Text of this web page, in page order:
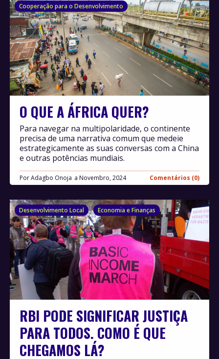
Cooperação para o Desenvolvimento
O QUE A ÁFRICA QUER?
PorAdagbo Onoja Novembro, 2024 Comentários (0)
Para navegar na multipolaridade, o continente
precisa de uma narrativa comum que medeie
estrategicamente as suas conversas com a China
e outras potências mundiais.
Desenvolvimento Local Economia e Finanças
RBI PODE SIGNIFICAR JUSTIÇA
PARA TODOS. COMO É QUE
CHEGAMOS LÁ?